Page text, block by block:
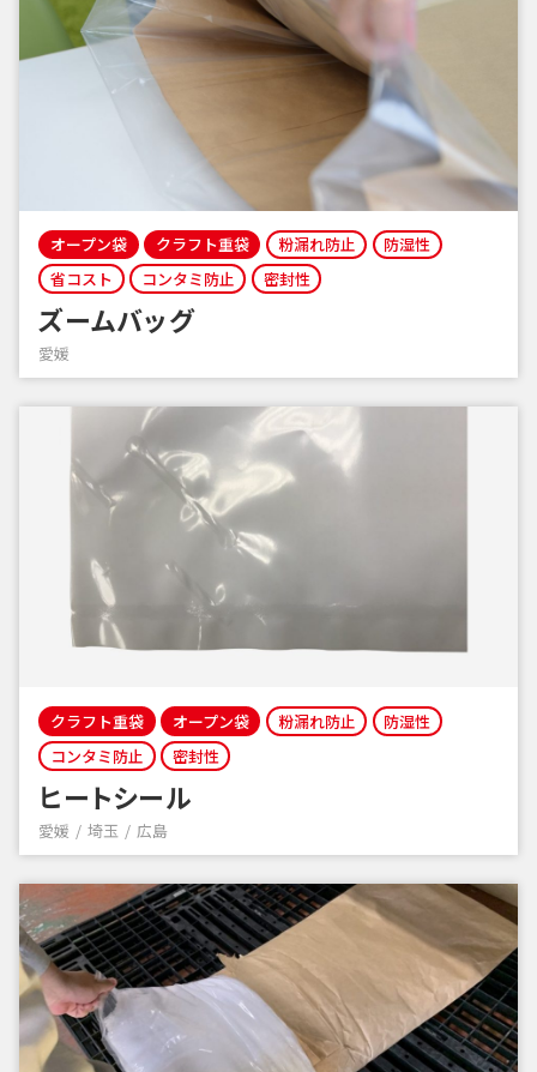
オープン袋 クラフト重袋 粉漏れ防止
防湿性
省コスト
コンタミ防止 密封性
ズームバッグ
愛媛
クラフト重袋 オープン袋 粉漏れ防止
防湿性
コンタミ防止
密封性
ヒートシール
愛媛 埼玉 広島